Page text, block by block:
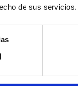
de sus servicios.